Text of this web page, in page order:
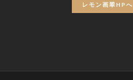
レモン画翠HPへ